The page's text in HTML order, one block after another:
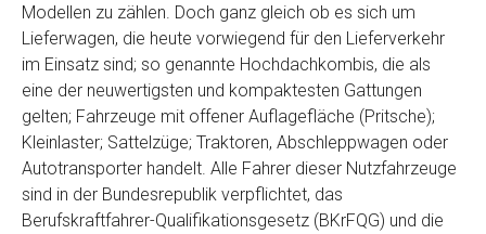
Foto Nr. 2
Foto Nr. 3
Sonstiges
Modellen zu zählen. Doch ganz gleich ob es sich um
Lieferwagen, die heute vorwiegend für den Lieferverkehr
im Einsatz sind; so genannte Hochdachkombis, die als
eine der neuwertigsten und kompaktesten Gattungen
gelten; Fahrzeuge mit offener Auflagefläche (Pritsche);
Kleinlaster; Sattelzüge; Traktoren, Abschleppwagen oder
Autotransporter handelt. Alle Fahrer dieser Nutzfahrzeuge
sind in der Bundesrepublik verpflichtet, das
Berufskraftfahrer-Qualifikationsgesetz (BKrFQG) und die